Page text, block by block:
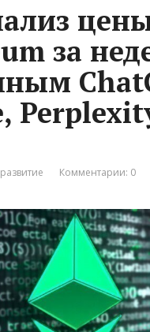
за
Комментарии: 0